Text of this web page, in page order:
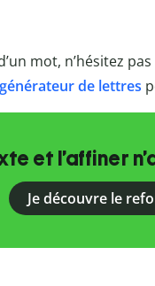
mot, n’hésitez
générateur de lettres
et l’affiner
Je découvre le